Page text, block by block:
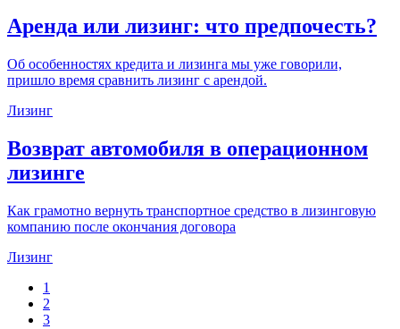
Аренда или лизинг: что предпочесть?
Об особенностях кредита и лизинга мы уже говорили,
пришло время сравнить лизинг с арендой.
Лизинг
Возврат автомобиля в операционном
лизинге
Как грамотно вернуть транспортное средство в лизинговую
компанию после окончания договора
Лизинг
1
2
3